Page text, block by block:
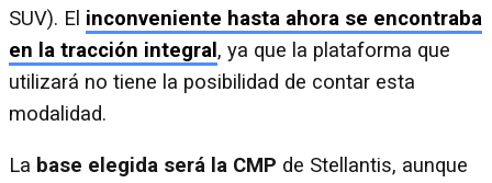
SUV). El inconveniente hasta ahora se encontraba
en la tracción integral , ya que la plataforma que
utilizará no tiene la posibilidad de contar esta
modalidad.
La base elegida será la CMP de Stellantis, aunque